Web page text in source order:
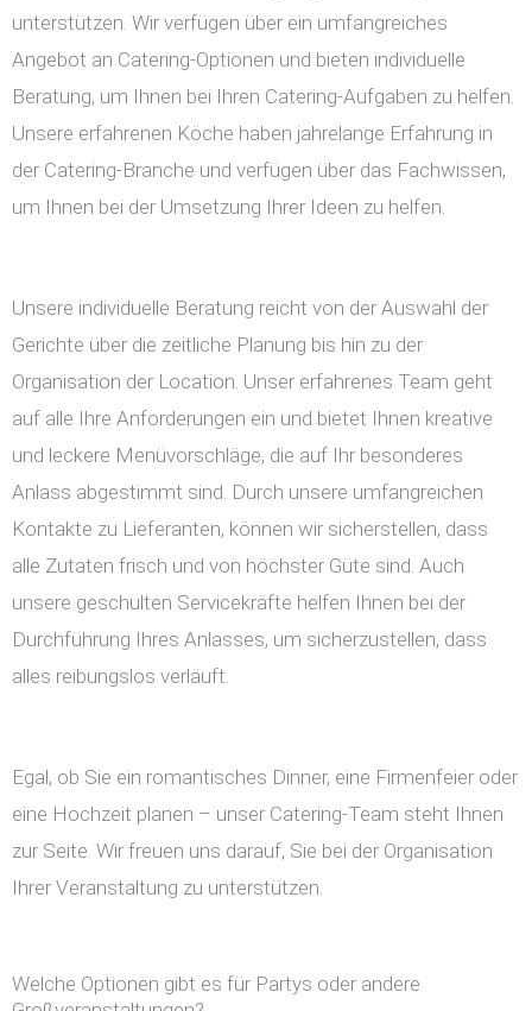
unterstützen. Wir verfügen über ein umfangreiches
Angebot an Catering-Optionen und bieten individuelle
Beratung, um Ihnen bei Ihren Catering-Aufgaben zu helfen.
Unsere erfahrenen Köche haben jahrelange Erfahrung in
der Catering-Branche und verfügen über das Fachwissen,
um Ihnen bei der Umsetzung Ihrer Ideen zu helfen.
Unsere individuelle Beratung reicht von der Auswahl der
Gerichte über die zeitliche Planung bis hin zu der
Organisation der Location. Unser erfahrenes Team geht
auf alle Ihre Anforderungen ein und bietet Ihnen kreative
und leckere Menüvorschläge, die auf Ihr besonderes
Anlass abgestimmt sind. Durch unsere umfangreichen
Kontakte zu Lieferanten, können wir sicherstellen, dass
alle Zutaten frisch und von höchster Güte sind. Auch
unsere geschulten Servicekräfte helfen Ihnen bei der
Durchführung Ihres Anlasses, um sicherzustellen, dass
alles reibungslos verläuft.
Egal, ob Sie ein romantisches Dinner, eine Firmenfeier oder
eine Hochzeit planen – unser Catering-Team steht Ihnen
zur Seite. Wir freuen uns darauf, Sie bei der Organisation
Ihrer Veranstaltung zu unterstützen.
Welche Optionen gibt es für Partys oder andere